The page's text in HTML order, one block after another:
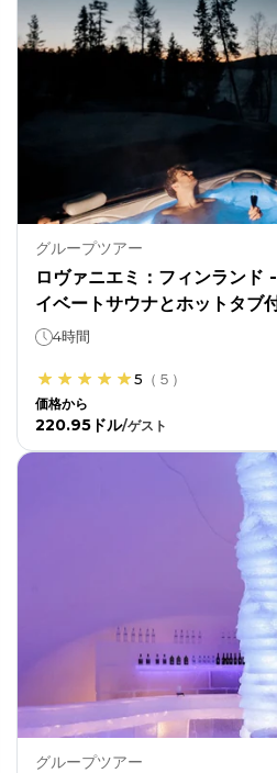
グループツアー
ロヴァニエミ：フィンランド
イベートサウナとホットタブ
4時間
5 （ ５ ）
価格から
220.95ドル/ゲスト
グループツアー